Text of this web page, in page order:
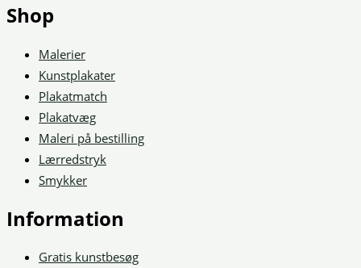
Shop
Malerier
Kunstplakater
Plakatmatch
Plakatvæg
Maleri på bestilling
Lærredstryk
Smykker
Information
Gratis kunstbesøg